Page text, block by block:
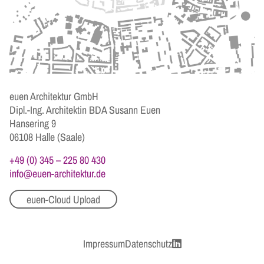
euen Architektur GmbH
Dipl.-Ing. Architektin BDA Susann Euen
Hansering 9
06108 Halle (Saale)
+49 (0) 345 – 225 80 430
info@euen-architektur.de
euen-Cloud Upload
ImpressumDatenschutz